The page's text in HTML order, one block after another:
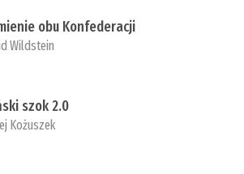
obu Konfederacji
Wildstein
szok 2.0
Kożuszek